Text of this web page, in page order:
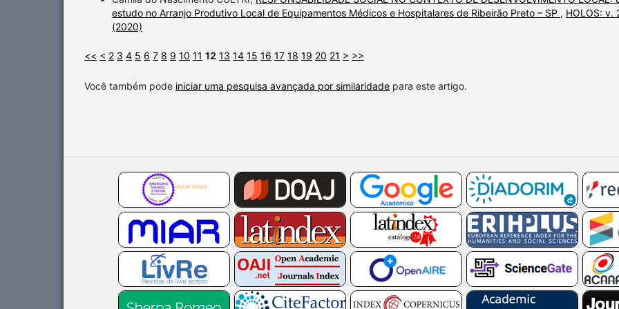
estudo no Arranjo Produtivo Local de Equipamentos Médicos e Hospitalares de Ribeirão Preto – SP , HOLOS: v.
(2020)
<< < 2 3 4 5 6 7 8 9 10 11 12 13 14 15 16 17 18 19 20 21 > >>
Você também pode iniciar uma pesquisa avançada por similaridade para este artigo.